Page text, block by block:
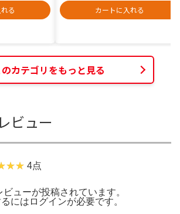
る
カートに入れる
のカテゴリをもっと見る
ビュー
4点
ューが投稿されています。
には ログインが必要です。